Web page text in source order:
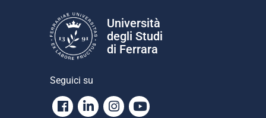
Università
degli Studi
di Ferrara
Seguici su
Facebook
LinkedinInstagram
Youtube